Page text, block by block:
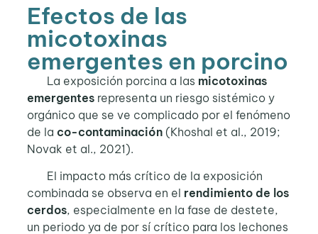
Efectos de las
micotoxinas
emergentes en porcino
La exposición porcina a las micotoxinas
emergentesrepresenta un riesgo sistémico y
orgánico que se ve complicado por el fenómeno
de la co-contaminación(Khoshal et al., 2019;
Novak et al., 2021).
El impacto más crítico de la exposición
combinada se observa en el rendimiento de los
cerdos, especialmente en la fase de destete,
un periodo ya de por sí crítico para los lechones